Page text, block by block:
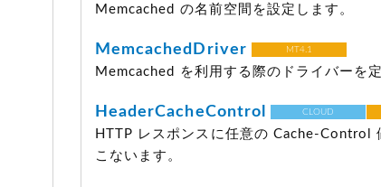
Memcached の名前空間を設定します。
MemcachedDriver MT4.1
Memcached を利用する際のドライバーを
HeaderCacheControl CLOUD
HTTP レスポンスに任意の Cache-Control
こないます。